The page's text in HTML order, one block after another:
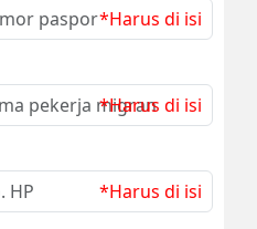
*Harus di isi
*Harus di isi
*Harus di isi